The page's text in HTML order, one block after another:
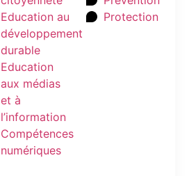
Education au
développement
durable
Education
aux médias
et à
l’information
Compétences
numériques
Protection